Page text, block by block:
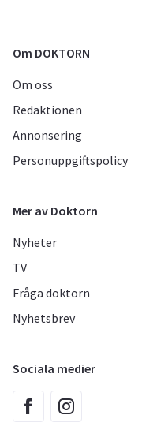
Om DOKTORN
Om oss
Redaktionen
Annonsering
Personuppgiftspolicy
Mer av Doktorn
Nyheter
TV
Fråga doktorn
Nyhetsbrev
Sociala medier